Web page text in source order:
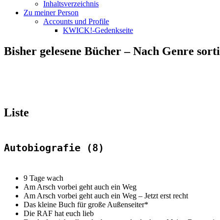
Inhaltsverzeichnis
Zu meiner Person
Accounts und Profile
KWICK!-Gedenkseite
Bisher gelesene Bücher – Nach Genre
Liste
Autobiografie (8)
9 Tage wach
Am Arsch vorbei geht auch ein Weg
Am Arsch vorbei geht auch ein Weg – Jetzt erst recht
Das kleine Buch für große Außenseiter*
Die RAF hat euch lieb